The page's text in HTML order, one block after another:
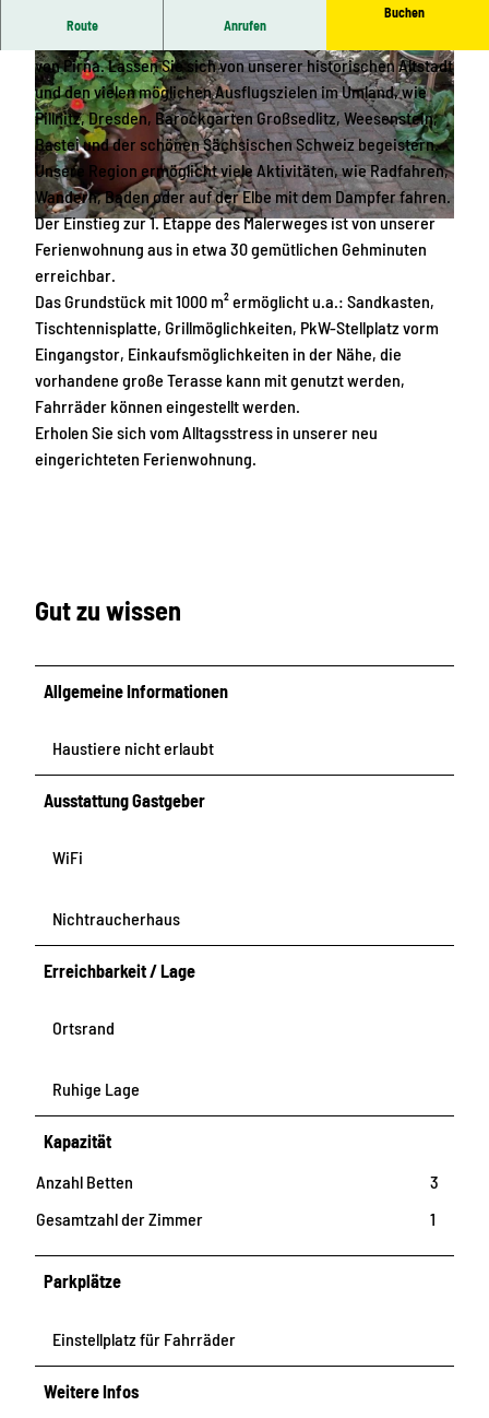
© Sven Lehmann |CC-BY-SA
© Sven Lehmann | CC-BY-SA
Route Anrufen
Buchen
von Pirna. Lassen Sie sich von unserer historischen Altstadt
und den vielen möglichen Ausflugszielen im Umland, wie
Pillnitz, Dresden, Barockgarten Großsedlitz, Weesenstein,
Bastei und der schönen Sächsischen Schweiz begeistern.
Unsere Region ermöglicht viele Aktivitäten, wie Radfahren,
Wandern, Baden oder auf der Elbe mit dem Dampfer fahren.
Der Einstieg zur 1. Etappe des Malerweges ist von unserer
Ferienwohnung aus in etwa 30 gemütlichen Gehminuten
erreichbar.
Das Grundstück mit 1000 m² ermöglicht u.a.: Sandkasten,
Tischtennisplatte, Grillmöglichkeiten, PkW-Stellplatz vorm
Eingangstor, Einkaufsmöglichkeiten in der Nähe, die
vorhandene große Terasse kann mit genutzt werden,
Fahrräder können eingestellt werden.
Erholen Sie sich vom Alltagsstress in unserer neu
eingerichteten Ferienwohnung.
Gut zu wissen
Allgemeine Informationen
Haustiere nicht erlaubt
Ausstattung Gastgeber
WiFi
Nichtraucherhaus
Erreichbarkeit / Lage
Ortsrand
Ruhige Lage
Kapazität
Anzahl Betten
3
Gesamtzahl der Zimmer
1
Parkplätze
Einstellplatz für Fahrräder
Weitere Infos